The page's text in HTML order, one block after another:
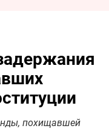
похищавшей